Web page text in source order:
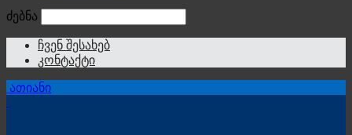
ძებნა
ჩვენ შესახებ
კონტაქტი
ათიანი